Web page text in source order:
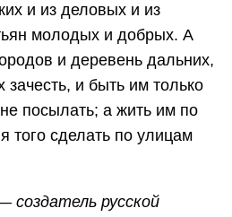
и из деловых и из
молодых и добрых. А
и деревень дальних,
зачесть, и быть им только
посылать; а жить им по
того сделать по улицам
создатель русской